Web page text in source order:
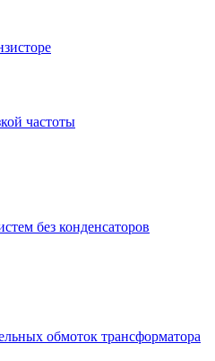
частоты
без конденсаторов
обмоток трансформатора